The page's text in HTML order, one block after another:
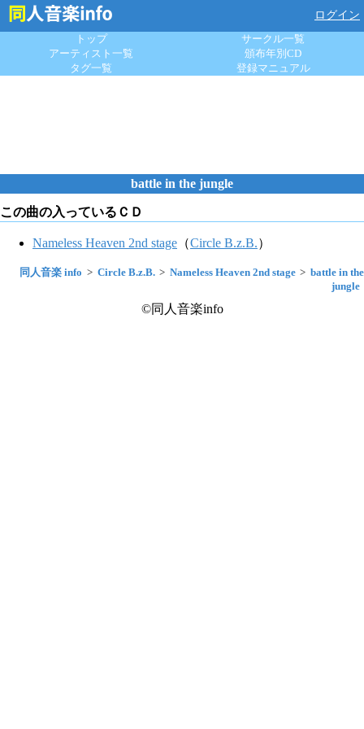
ログイン
トップ
サークル一覧
アーティスト一覧
頒布年別CD
タグ一覧
登録マニュアル
battle in the jungle
この曲の入っているＣＤ
Nameless Heaven 2nd stage （Circle B.z.B.）
同人音楽 info Circle B.z.B. Nameless Heaven 2nd stage
battle in the
jungle
©同人音楽info